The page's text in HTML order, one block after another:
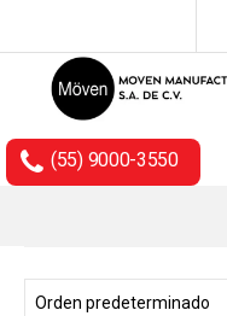
(55) 9000-3550
Cubiertos